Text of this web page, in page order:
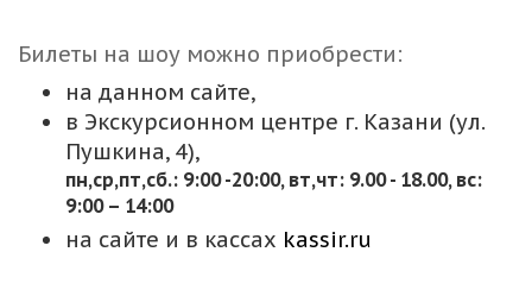
Билеты на шоу можно приобрести:
на данном сайте,
в Экскурсионном центре г. Казани (ул.
Пушкина, 4),
пн,cр,пт,сб.: 9:00 -20:00, вт,чт: 9.00 - 18.00, вс:
9:00 – 14:00
на сайте и в кассах kassir.ru